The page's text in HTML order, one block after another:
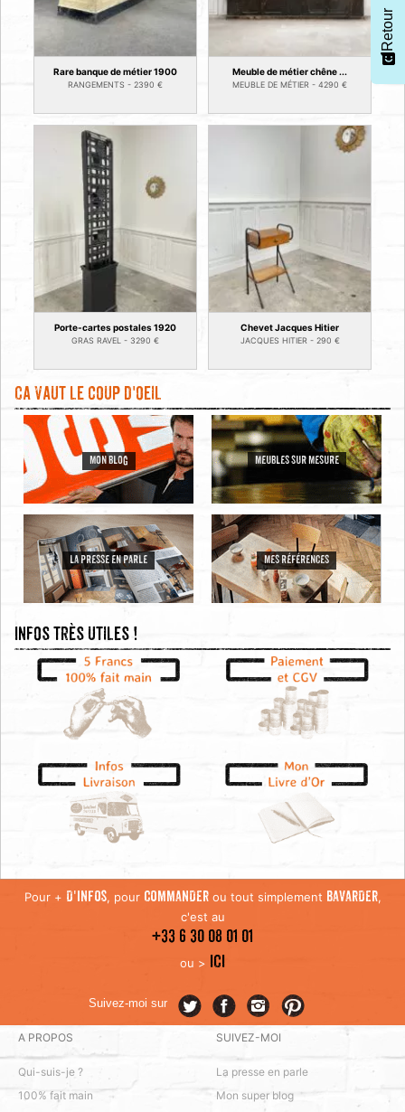
Rare banque de métier 1900
RANGEMENTS - 2390 €
Meuble de métier chêne ...
MEUBLE DE MÉTIER - 4290 €
Porte-cartes postales 1920
GRAS RAVEL - 3290 €
Chevet Jacques Hitier
JACQUES HITIER - 290 €
Ca vaut le coup d'oeil
MON BLOG MEUBLES SUR MESURE
LA PRESSE EN PARLE MES RÉFÉRENCES
Infos très utiles !
Pour + D'INFOS, pour COMMANDERou tout simplement BAVARDER,
c'est au
+33 6 30 08 01 01
ou > ICI
Suivez-moi sur
A PROPOS
Qui-suis-je ?
100% fait main
SUIVEZ-MOI
La presse en parle
Mon super blog
Retour